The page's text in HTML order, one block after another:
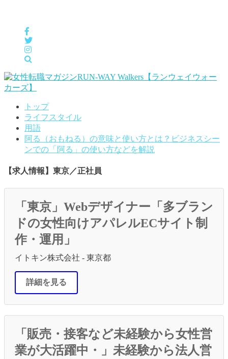
トップ
ライフスタイル
用語
阿る（おもねる）の意味と使い方とは？ビジネスシー
ンでの「阿る」の使い方などを解説
【求人情報】東京／正社員
「東京」Webデザイナー「多ブラン
ドの女性向けアパレルECサイト制
作・運用」
イトキン株式会社 - 東京都
詳細を見る
「販売・接客など未経験から女性営
業が大活躍中・」未経験から法人営